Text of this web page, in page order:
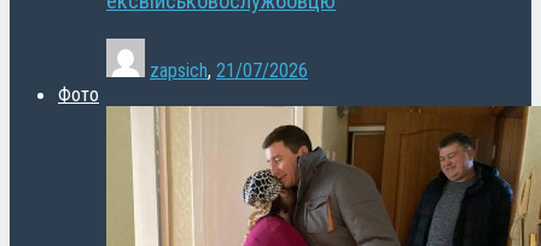
zapsich, 21/07/2026
Фото